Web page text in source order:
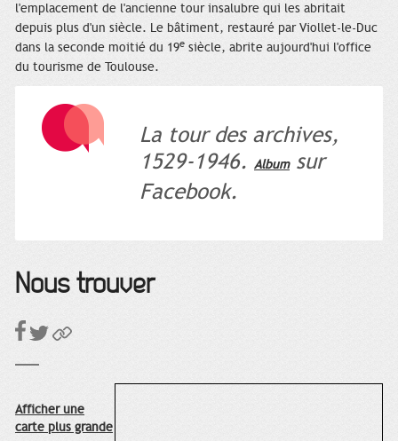
l'emplacement de l'ancienne tour insalubre qui les abritait
depuis plus d'un siècle. Le bâtiment, restauré par Viollet-le-Duc
dans la seconde moitié du 19e siècle, abrite aujourd'hui l'office
du tourisme de Toulouse.
La tour des archives,
1529-1946. Albumsur
Facebook.
Nous trouver
Afficher une
carte plus grande